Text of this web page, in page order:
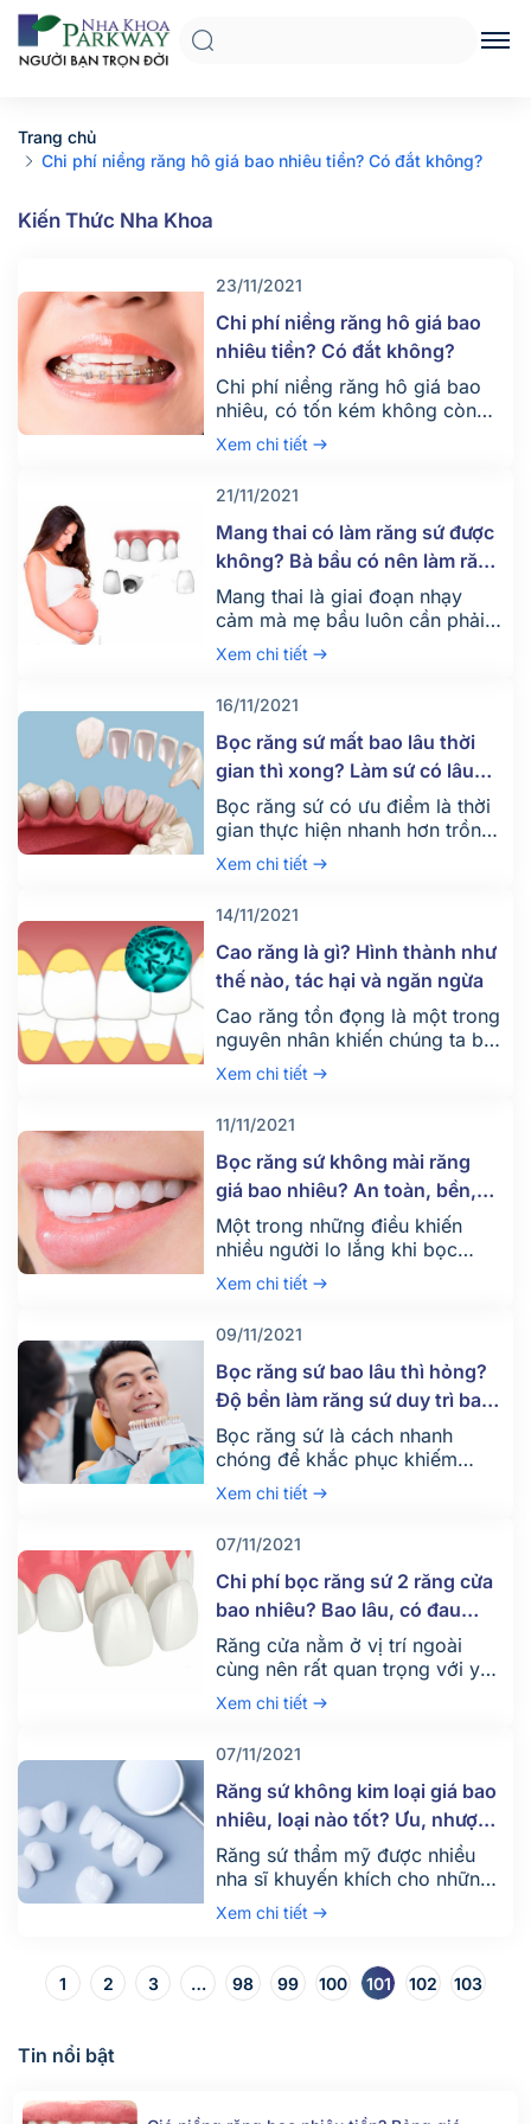
Trang chủ
Chi phí niềng răng hô giá bao nhiêu tiền? Có đắt không?
Kiến Thức Nha Khoa
23/11/2021
Chi phí niềng răng hô giá bao
nhiêu tiền? Có đắt không?
Chi phí niềng răng hô giá bao
nhiêu, có tốn kém không còn
phụ thuộc vào nhiều yếu tố như
tình trạng hô thực tế và sự lựa
nhân.
Xem chi tiết
21/11/2021
Mang thai có làm răng sứ được
không? Bà bầu có nên làm răng
sứ?
Mang thai là giai đoạn nhạy
cảm mà mẹ bầu luôn cần phải
chú ý. Bất kỳ can thiệp y tế nào
trong quá trình mang thai cũng
nhi. Vậy mang thai có làm răng
sứ được không? Bà bầu có nên
làm răng sứ? Hãy để Nha […]
Xem chi tiết
16/11/2021
Bọc răng sứ mất bao lâu thời
gian thì xong? Làm sứ có lâu
không?
Bọc răng sứ có ưu điểm là thời
gian thực hiện nhanh hơn trồng
răng Implant và làm răng giả
tháo lắp. Vậy cụ thể thời gian
xong? Chúng ta cần đến nha
khoa bao nhiêu lần để hoàn
thành quá trình làm răng sứ
khoảng bao nhiêu […]
Xem chi tiết
14/11/2021
Cao răng là gì? Hình thành như
thế nào, tác hại và ngăn ngừa
Cao răng tồn đọng là một trong
nguyên nhân khiến chúng ta bị
hôi miệng, viêm nhiễm các
vùng trong miệng. Ngoài ra,
kém sắc. Vậy bị cao răng là gì?
Vì sao bệnh cao răng hình
thành và ngăn ngừa cao răng
như thế nào? Cao răng […]
Xem chi tiết
11/11/2021
Bọc răng sứ không mài răng
giá bao nhiêu? An toàn, bền,
đẹp không?
Một trong những điều khiến
nhiều người lo lắng khi bọc
răng sứ là phải mài nhỏ các
răng thật. Việc bị mài nhỏ có
hưởng. Hiện nay đã có giải
pháp làm răng sứ không cần
mài răng. Vậy cụ thể phương
pháp này như thế nào? Cùng
[…]
Xem chi tiết
09/11/2021
Bọc răng sứ bao lâu thì hỏng?
Độ bền làm răng sứ duy trì bao
lâu?
Bọc răng sứ là cách nhanh
chóng để khắc phục khiếm
khuyết của răng. Tuy nhiên
nhiều người lại lo lắng về độ
bọc răng sứ bao lâu thì hỏng?
Bài viết sau của Nha khoa
Parkway sẽ giúp bạn giải thích
thắc mắc xoay quanh chủ đề
trồng […]
Xem chi tiết
07/11/2021
Chi phí bọc răng sứ 2 răng cửa
bao nhiêu? Bao lâu, có đau
không?
Răng cửa nằm ở vị trí ngoài
cùng nên rất quan trọng với yếu
tố thẩm mỹ của răng. Khi hai
răng cửa gặp vấn đề như sứt
có thể thực hiện bọc sứ răng
cửa hay bọc răng sứ 2 cái răng
này. Tìm hiểu về “Bọc răng […]
Xem chi tiết
07/11/2021
Răng sứ không kim loại giá bao
nhiêu, loại nào tốt? Ưu, nhược
điểm
Răng sứ thẩm mỹ được nhiều
nha sĩ khuyến khích cho những
bệnh nhân muốn cải thiện vẻ
ngoài và chức năng của răng
chóng. Vậy bọc răng sứ không
kim loại có thực sự tốt không?
Xem chi tiết
1 2 3 … 98 99 100 101 102 103
Tin nổi bật